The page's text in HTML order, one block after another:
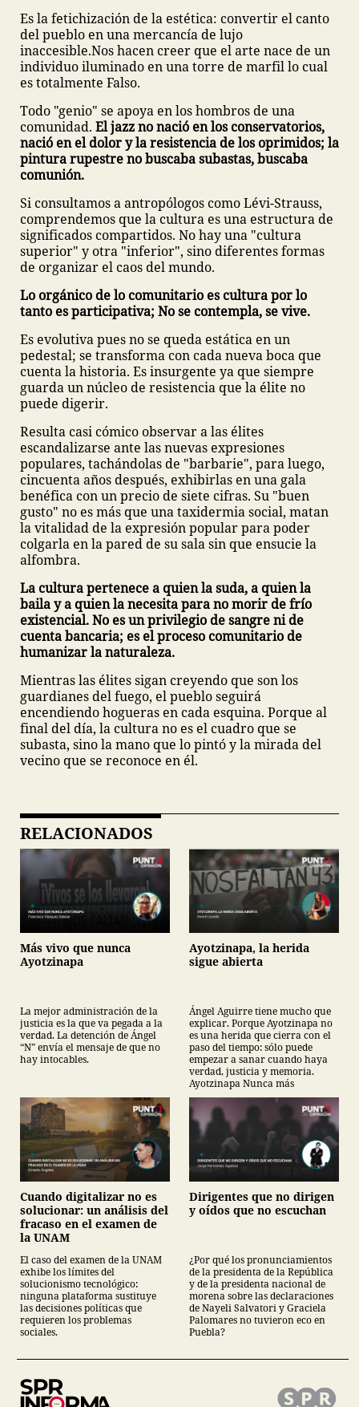
Es la fetichización de la estética: convertir el canto
del pueblo en una mercancía de lujo
inaccesible.Nos hacen creer que el arte nace de un
individuo iluminado en una torre de marfil lo cual
es totalmente Falso.
Todo "genio" se apoya en los hombros de una
comunidad. El jazz no nació en los conservatorios,
nació en el dolor y la resistencia de los oprimidos; la
pintura rupestre no buscaba subastas, buscaba
comunión.
Si consultamos a antropólogos como Lévi-Strauss,
comprendemos que la cultura es una estructura de
significados compartidos. No hay una "cultura
superior" y otra "inferior", sino diferentes formas
de organizar el caos del mundo.
Lo orgánico de lo comunitario es cultura por lo
tanto es participativa; No se contempla, se vive.
Es evolutiva pues no se queda estática en un
pedestal; se transforma con cada nueva boca que
cuenta la historia. Es insurgente ya que siempre
guarda un núcleo de resistencia que la élite no
puede digerir.
Resulta casi cómico observar a las élites
escandalizarse ante las nuevas expresiones
populares, tachándolas de "barbarie", para luego,
cincuenta años después, exhibirlas en una gala
benéfica con un precio de siete cifras. Su "buen
gusto" no es más que una taxidermia social, matan
la vitalidad de la expresión popular para poder
colgarla en la pared de su sala sin que ensucie la
alfombra.
La cultura pertenece a quien la suda, a quien la
baila y a quien la necesita para no morir de frío
existencial. No es un privilegio de sangre ni de
cuenta bancaria; es el proceso comunitario de
humanizar la naturaleza.
Mientras las élites sigan creyendo que son los
guardianes del fuego, el pueblo seguirá
encendiendo hogueras en cada esquina. Porque al
final del día, la cultura no es el cuadro que se
subasta, sino la mano que lo pintó y la mirada del
vecino que se reconoce en él.
RELACIONADOS
Más vivo que nunca
Ayotzinapa
La mejor administración de la
justicia es la que va pegada a la
verdad. La detención de Ángel
“N” envía el mensaje de que no
hay intocables.
Ayotzinapa, la herida
sigue abierta
Ángel Aguirre tiene mucho que
explicar. Porque Ayotzinapa no
es una herida que cierra con el
paso del tiempo: sólo puede
empezar a sanar cuando haya
verdad, justicia y memoria.
Ayotzinapa Nunca más
Cuando digitalizar no es
solucionar: un análisis del
fracaso en el examen de
la UNAM
El caso del examen de la UNAM
exhibe los límites del
solucionismo tecnológico:
ninguna plataforma sustituye
las decisiones políticas que
requieren los problemas
sociales.
Dirigentes que no dirigen
y oídos que no escuchan
¿Por qué los pronunciamientos
de la presidenta de la República
y de la presidenta nacional de
morena sobre las declaraciones
de Nayeli Salvatori y Graciela
Palomares no tuvieron eco en
Puebla?